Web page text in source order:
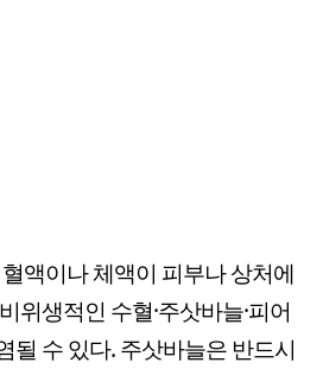
액이나 체액이 피부나 상처에
위생적인 수혈·주삿바늘·피어
될 수 있다. 주삿바늘은 반드시